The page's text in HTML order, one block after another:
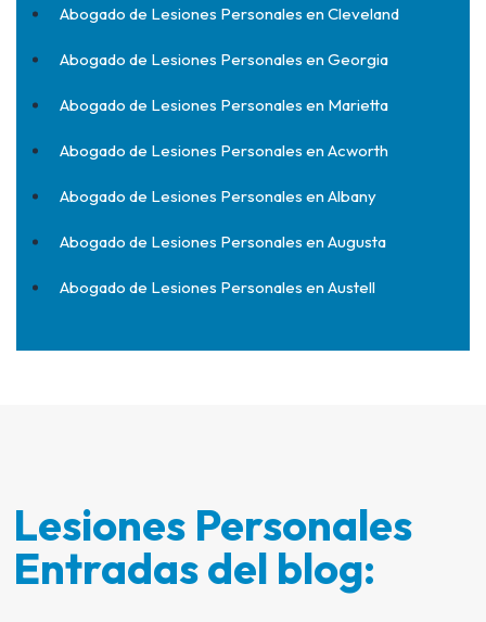
Abogado de Lesiones Personales en Cleveland
Abogado de Lesiones Personales en Georgia
Abogado de Lesiones Personales en Marietta
Abogado de Lesiones Personales en Acworth
Abogado de Lesiones Personales en Albany
Abogado de Lesiones Personales en Augusta
Abogado de Lesiones Personales en Austell
Lesiones Personales
Entradas del blog: